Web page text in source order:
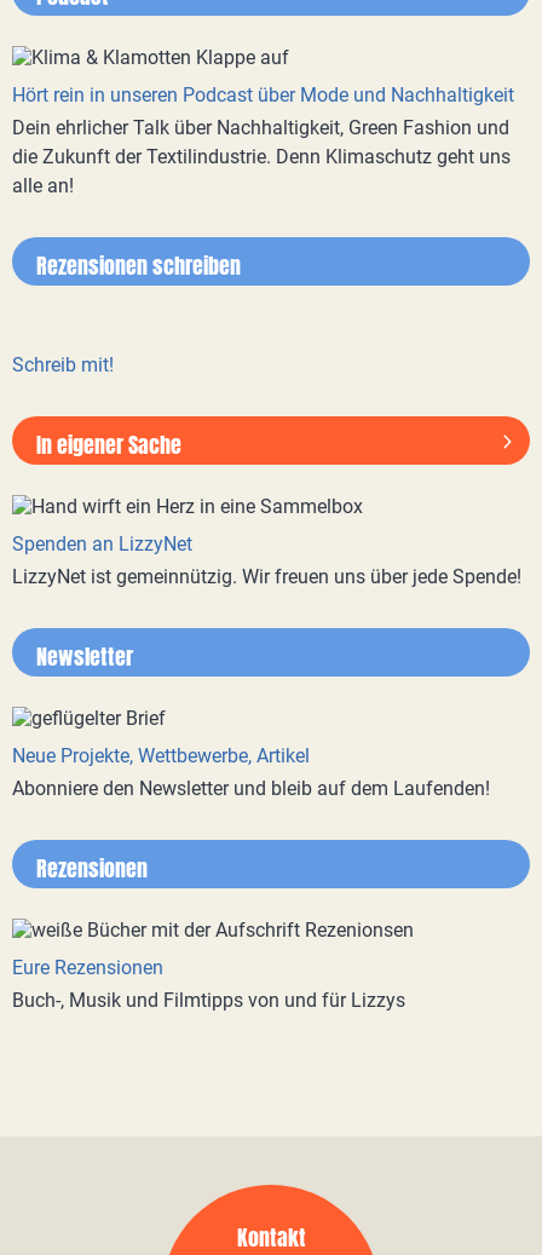
Hört rein in unseren Podcast über Mode und Nachhaltigkeit
Dein ehrlicher Talk über Nachhaltigkeit, Green Fashion und
die Zukunft der Textilindustrie. Denn Klimaschutz geht uns
alle an!
Rezensionen schreiben
Schreib mit!
In eigener Sache
Spenden an LizzyNet
LizzyNet ist gemeinnützig. Wir freuen uns über jede Spende!
Newsletter
Neue Projekte, Wettbewerbe, Artikel
Abonniere den Newsletter und bleib auf dem Laufenden!
Rezensionen
Eure Rezensionen
Buch-, Musik und Filmtipps von und für Lizzys
Kontakt